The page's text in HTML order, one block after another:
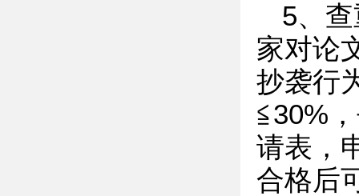
5、
家对论
抄袭行
≦30%
请表，
合格后